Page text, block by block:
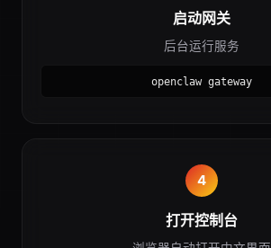
启动网关
后台运行服务
openclaw gateway
4
打开控制台